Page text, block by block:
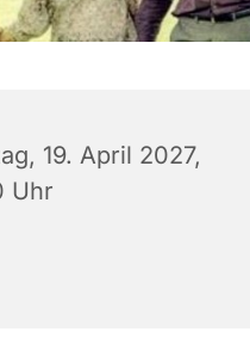
19. April 2027,
Uhr